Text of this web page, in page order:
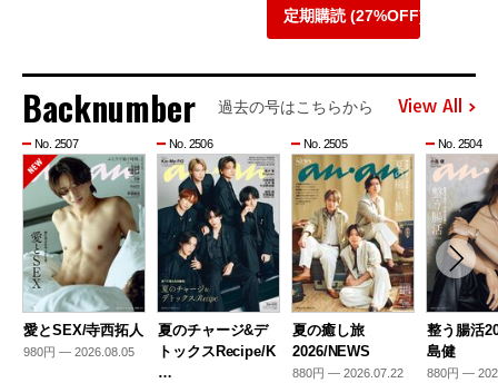
定期購読 (27%OFF)
Backnumber 過去の号はこちらから View All
No. 2507
愛とSEX/寺西拓人
980円 — 2026.08.05
No. 2506
夏のチャージ&デ
トックスRecipe/K
…
No. 2505
夏の癒し旅
2026/NEWS
880円 — 2026.07.22
No. 2504
整う腸活
島健
880円 —